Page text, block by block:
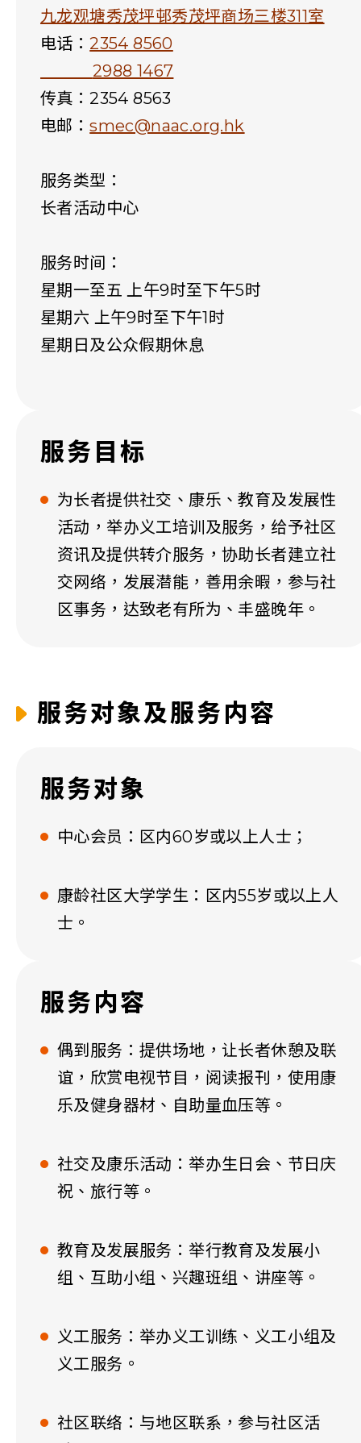
九龙观塘秀茂坪邨秀茂坪商场三楼311室
电话： 2354 8560
2988 1467
传真：2354 8563
电邮：smec@naac.org.hk
服务类型：
长者活动中心
服务时间：
星期一至五 上午9时至下午5时
星期六 上午9时至下午1时
星期日及公众假期休息
服务目标
为长者提供社交、康乐、教育及发展性
活动，举办义工培训及服务，给予社区
资讯及提供转介服务，协助长者建立社
交网络，发展潜能，善用余暇，参与社
区事务，达致老有所为、丰盛晚年。
服务对象及服务内容
服务对象
中心会员：区内60岁或以上人士；
康龄社区大学学生：区内55岁或以上人
士。
服务内容
偶到服务：提供场地，让长者休憩及联
谊，欣赏电视节目，阅读报刊，使用康
乐及健身器材、自助量血压等。
社交及康乐活动：举办生日会、节日庆
祝、旅行等。
教育及发展服务：举行教育及发展小
组、互助小组、兴趣班组、讲座等。
义工服务：举办义工训练、义工小组及
义工服务。
社区联络：与地区联系，参与社区活